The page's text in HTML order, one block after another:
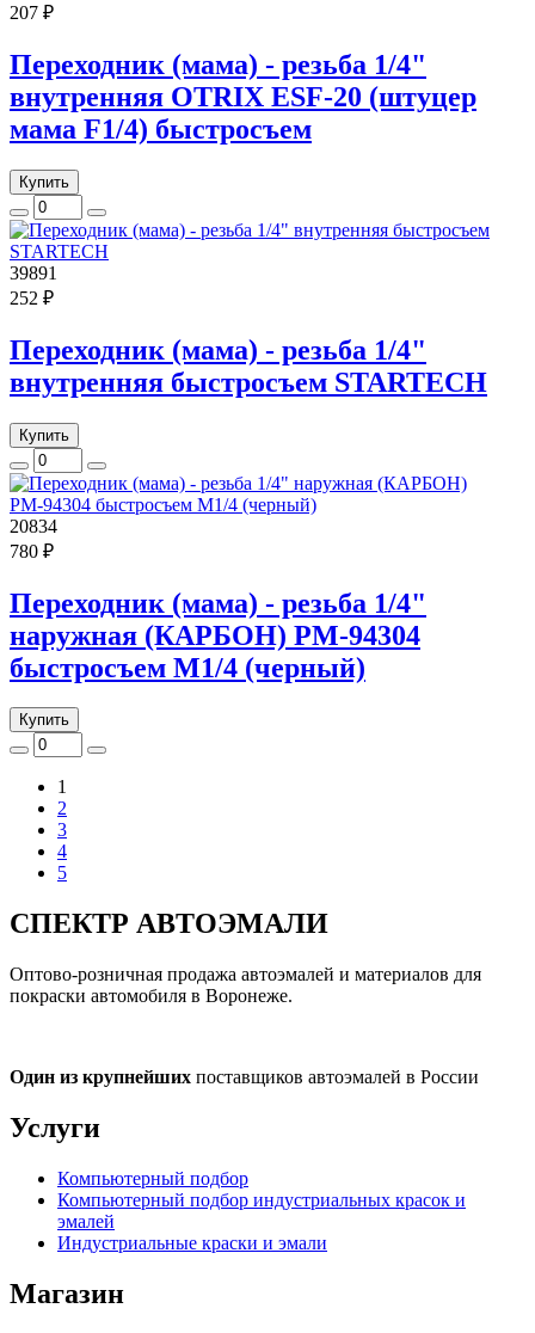
207 ₽
Переходник (мама) - резьба 1/4"
внутренняя OTRIX ESF-20 (штуцер
мама F1/4) быстросъем
Купить
39891
252 ₽
Переходник (мама) - резьба 1/4"
внутренняя быстросъем STARTECH
Купить
20834
780 ₽
Переходник (мама) - резьба 1/4"
наружная (КАРБОН) РМ-94304
быстросъем M1/4 (черный)
Купить
1
2
3
4
5
СПЕКТР АВТОЭМАЛИ
Оптово-розничная продажа автоэмалей и материалов для
покраски автомобиля в Воронеже.
Один из крупнейших поставщиков автоэмалей в России
Услуги
Компьютерный подбор
Компьютерный подбор индустриальных красок и
эмалей
Индустриальные краски и эмали
Магазин